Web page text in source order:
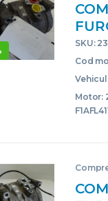
SKU:
Cod
Motor: